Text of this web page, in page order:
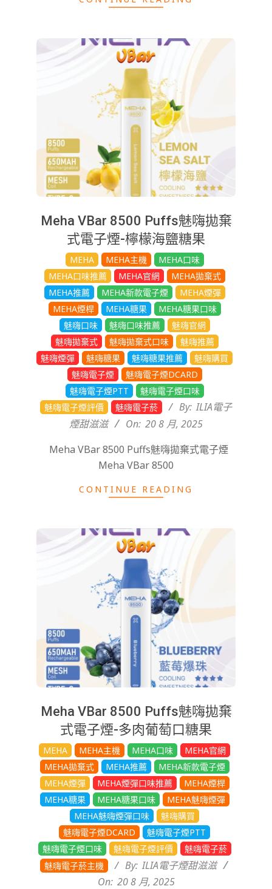
Meha VBar 8500 Puffs魅嗨拋棄
式電子煙-檸檬海鹽糖果
08-
20
MEHA MEHA主機
MEHA口味
MEHA口味推薦
MEHA官網
MEHA拋棄式
MEHA推薦
MEHA新款電子煙
MEHA煙彈
MEHA煙桿
MEHA糖果
MEHA糖果口味
魅嗨口味
魅嗨口味推薦
魅嗨官網
魅嗨拋棄式
魅嗨拋棄式口味
魅嗨推薦
魅嗨煙彈
魅嗨糖果 魅嗨糖果推薦
魅嗨購買
魅嗨電子煙
魅嗨電子煙DCARD
魅嗨電子煙PTT
魅嗨電子煙口味
魅嗨電子煙評價
魅嗨電子菸 By: ILIA電子
煙甜滋滋
On: 20 8 月, 2025
Meha VBar 8500 Puffs魅嗨拋棄式電子煙
Meha VBar 8500
CONTINUE READING
Meha VBar 8500 Puffs魅嗨拋棄
式電子煙-多肉葡萄口糖果
2025-
08-
20
MEHA MEHA主機 MEHA口味
MEHA官網
MEHA拋棄式
MEHA推薦
MEHA新款電子煙
MEHA煙彈
MEHA煙彈口味推薦
MEHA煙桿
MEHA糖果
MEHA糖果口味
MEHA魅嗨煙彈
MEHA魅嗨煙彈口味
魅嗨購買
魅嗨電子煙DCARD
魅嗨電子煙PTT
魅嗨電子煙口味
魅嗨電子煙評價
魅嗨電子菸
魅嗨電子菸主機
By: ILIA電子煙甜滋滋
On: 20 8 月, 2025